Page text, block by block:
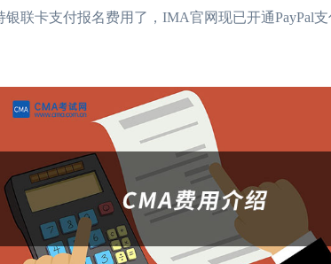
联卡支付报名费用了，IMA官网现已开通PayPal